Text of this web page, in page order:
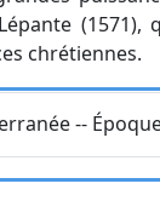
chrétiennes.
--